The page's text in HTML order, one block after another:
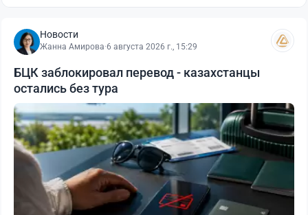
Новости
Жанна Амирова·6 августа 2026 г., 15:29
БЦК заблокировал перевод - казахстанцы
остались без тура